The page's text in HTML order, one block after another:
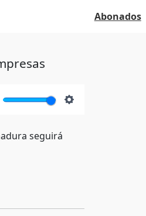
Abonados
seguirá